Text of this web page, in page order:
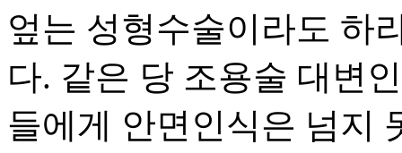
엎는 성형수술이라도 하
다. 같은 당 조용술 대변
들에게 안면인식은 넘지